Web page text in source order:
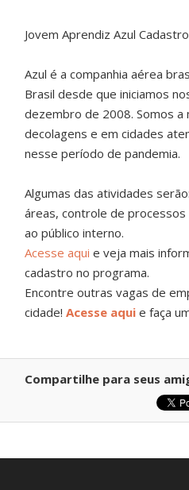
Jovem Aprendiz Azul
Azul é a companhia aérea
Brasil desde que iniciamos
dezembro de 2008. Somos a
decolagens e em cidades
nesse período de pandemia.
Algumas das atividades
áreas, controle de
ao público interno.
Acesse aquie veja mais
cadastro no programa.
Encontre outras vagas de
cidade!Acesse aqui e faça
Compartilhe para seus